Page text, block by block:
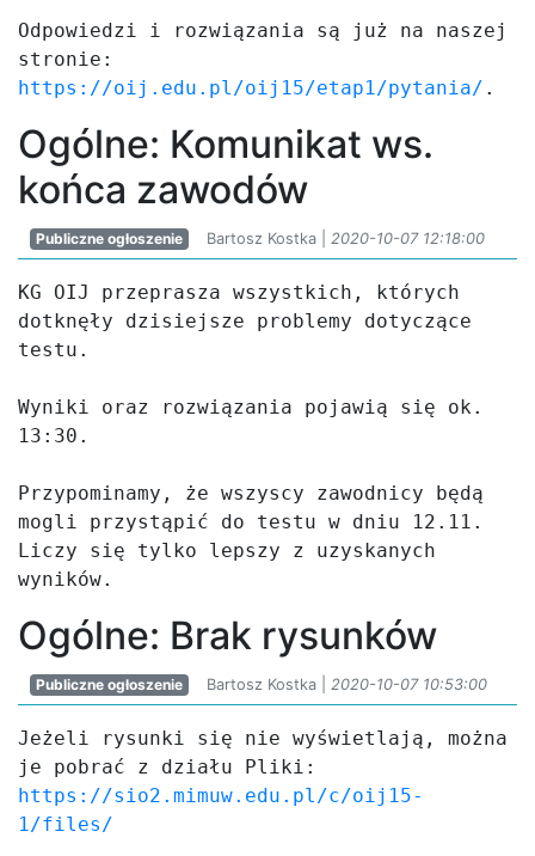
Odpowiedzi i rozwiązania są już na naszej
https://oij.edu.pl/oij15/etap1/pytania/ .
Ogólne: Komunikat ws.
końca zawodów
Publiczne ogłoszenie Bartosz Kostka | 2020-10-07 12:18:00
KG OIJ przeprasza wszystkich, których
dotknęły dzisiejsze problemy dotyczące
testu.
Wyniki oraz rozwiązania pojawią się ok.
13:30.
Przypominamy, że wszyscy zawodnicy będą
mogli przystąpić do testu w dniu 12.11.
Liczy się tylko lepszy z uzyskanych
wyników.
Ogólne: Brak rysunków
Publiczne ogłoszenie Bartosz Kostka | 2020-10-07 10:53:00
Jeżeli rysunki się nie wyświetlają, można
https://sio2.mimuw.edu.pl/c/oij15-
1/files/